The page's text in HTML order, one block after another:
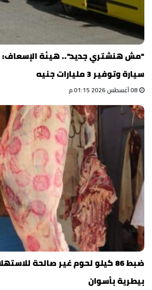
سيارة وتوفير 3 مليارات جنيه
ضبط 86 كيلو لحوم غير صالحة
بيطرية بأسوان